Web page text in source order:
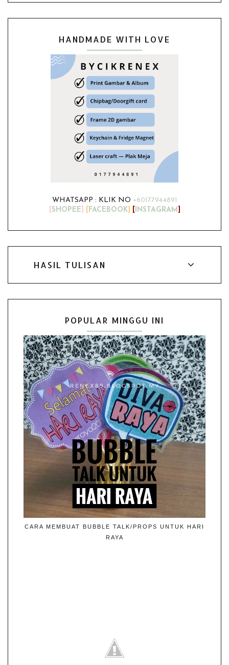
HANDMADE WITH LOVE
WHATSAPP : KLIK NO +60177944891
SHOPEE FACEBOOK] INSTAGRAM
HASIL TULISAN
POPULAR MINGGU INI
CARA MEMBUAT BUBBLE TALK/PROPS UNTUK HARI
RAYA